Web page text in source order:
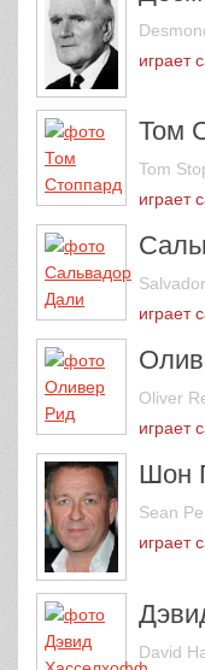
играет
Том
Tom
играет
играет
Oliver
играет
Шон
Sean
играет
David